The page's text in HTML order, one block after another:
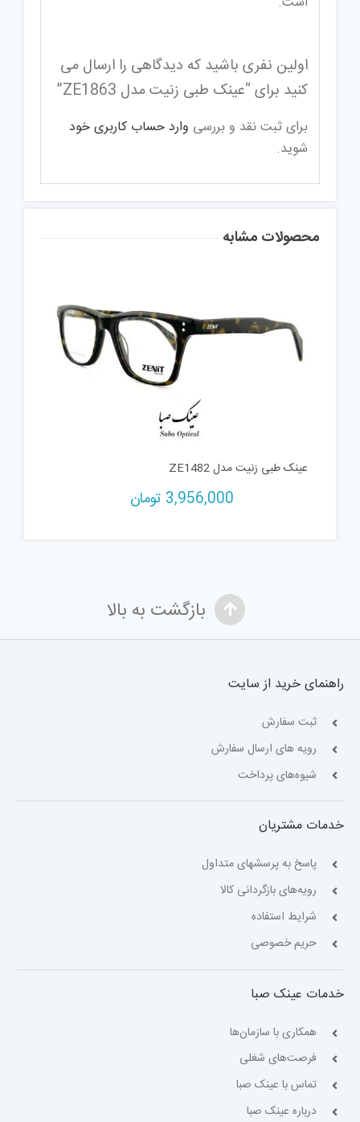
اولین نفری باشید که دیدگاهی را ارسال می
کنید برای “عینک طبی زنیت مدل ZE1863”
برای ثبت نقد و بررسی وارد حساب کاربری خود
شوید.
محصولات مشابه
عینک طبی زنیت مدل ZE1482
3,956,000 تومان
بازگشت به بالا
راهنمای خرید از سایت
ثبت سفارش
رویه های ارسال سفارش
شیوه‌های پرداخت
خدمات مشتریان
پاسخ به پرسشهای متداول
رویه‌های بازگردانی کالا
شرایط استفاده
حریم خصوصی
خدمات عینک صبا
همکاری با سازمان‌ها
فرصت‌های شغلی
تماس با عینک صبا
درباره عینک صبا